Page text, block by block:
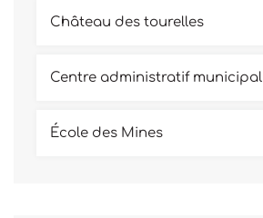
Château des tourelles
Centre administratif municipal
École des Mines